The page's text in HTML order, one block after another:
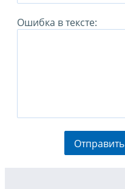
Ошибка в тексте:
Отправить